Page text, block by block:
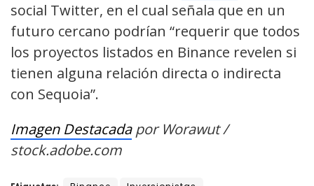
social Twitter, en el cual señala que en un
futuro cercano podrían “requerir que todos
los proyectos listados en Binance revelen si
tienen alguna relación directa o indirecta
con Sequoia”.
Imagen DestacadaporWorawut /
stock.adobe.com